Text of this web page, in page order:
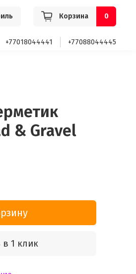
Корзина 0
+77018044441 +77088044445
& Gravel
в 1 клик